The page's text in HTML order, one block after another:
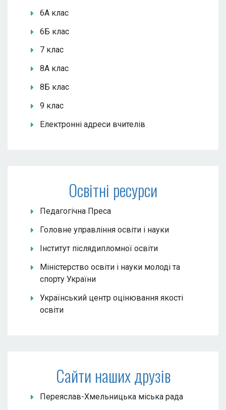
6А клас
6Б клас
7 клас
8А клас
8Б клас
9 клас
Електронні адреси вчителів
Освітні ресурси
Педагогічна Преса
Головне управління освіти і науки
Інститут післядипломної освіти
Міністерство освіти і науки молоді та
спорту України
Український центр оцінювання якості
освіти
Сайти наших друзів
Переяслав-Хмельницька міська рада